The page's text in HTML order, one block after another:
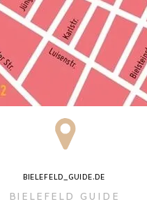
BIELEFELD_GUIDE.DE
BIELEFELD GUIDE